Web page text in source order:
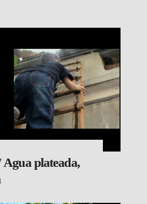
plateada,